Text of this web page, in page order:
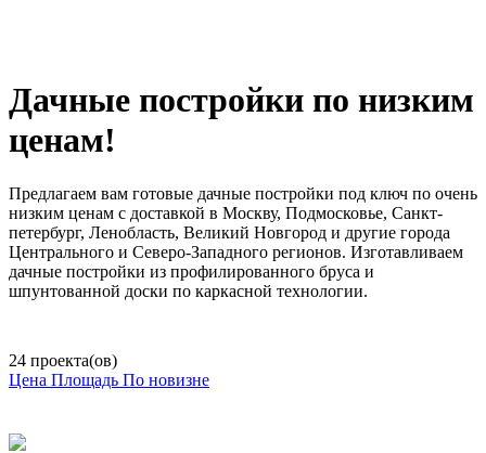
Дачные постройки по низким
ценам!
Предлагаем вам готовые дачные постройки под ключ по очень
низким ценам с доставкой в Москву, Подмосковье, Санкт-
петербург, Ленобласть, Великий Новгород и другие города
Центрального и Северо-Западного регионов. Изготавливаем
дачные постройки из профилированного бруса и
шпунтованной доски по каркасной технологии.
24 проекта(ов)
Цена Площадь По новизне